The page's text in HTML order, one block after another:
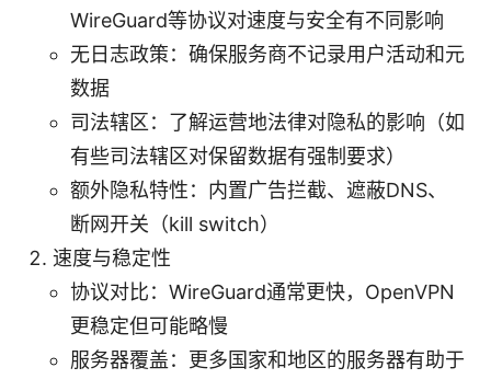
WireGuard等协议对速度与安全有不同影响
无日志政策：确保服务商不记录用户活动和元
数据
司法辖区：了解运营地法律对隐私的影响（如
有些司法辖区对保留数据有强制要求）
额外隐私特性：内置广告拦截、遮蔽DNS、
断网开关（kill switch）
速度与稳定性
协议对比：WireGuard通常更快，OpenVPN
更稳定但可能略慢
服务器覆盖：更多国家和地区的服务器有助于